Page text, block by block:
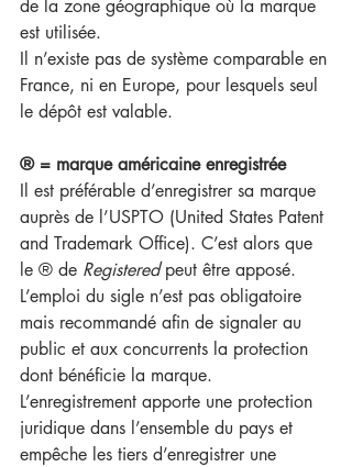
de la zone géographique où la marque
est utilisée.
Il n’existe pas de système comparable en
France, ni en Europe, pour lesquels seul
le dépôt est valable.
® = marque américaine enregistrée
Il est préférable d’enregistrer sa marque
auprès de l’USPTO (United States Patent
and Trademark Office). C’est alors que
le ® de Registered peut être apposé.
L’emploi du sigle n’est pas obligatoire
mais recommandé afin de signaler au
public et aux concurrents la protection
dont bénéficie la marque.
L’enregistrement apporte une protection
juridique dans l’ensemble du pays et
empêche les tiers d’enregistrer une